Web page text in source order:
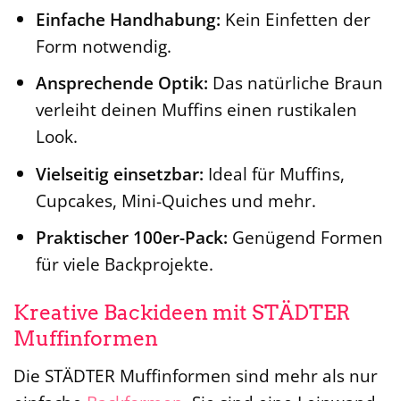
Einfache Handhabung: Kein Einfetten der
Form notwendig.
Ansprechende Optik: Das natürliche Braun
verleiht deinen Muffins einen rustikalen
Look.
Vielseitig einsetzbar: Ideal für Muffins,
Cupcakes, Mini-Quiches und mehr.
Praktischer 100er-Pack: Genügend Formen
für viele Backprojekte.
Kreative Backideen mit STÄDTER
Muffinformen
Die STÄDTER Muffinformen sind mehr als nur